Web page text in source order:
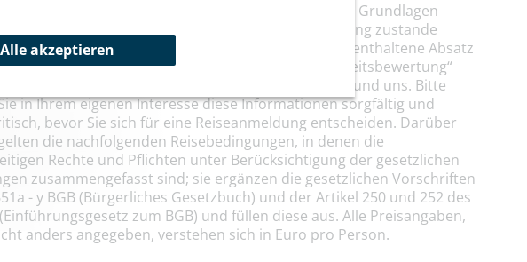
und unserem Interesse möchten wir die rechtlichen Grundlagen
die das Vertragsverhältnis, das durch die Anmeldung zustande
bestimmen sollen. Der bei jeder Reisebeschreibung enthaltene Absatz
sowie die Informationen zur „Schwierigkeitsbewertung“
Bestandteile des Vertrages zwischen Ihnen und uns. Bitte
in Ihrem eigenen Interesse diese Informationen sorgfältig und
bevor Sie sich für eine Reiseanmeldung entscheiden. Darüber
die nachfolgenden Reisebedingungen, in denen die
Rechte und Pflichten unter Berücksichtigung der gesetzlichen
zusammengefasst sind; sie ergänzen die gesetzlichen Vorschriften
- y BGB (Bürgerliches Gesetzbuch) und der Artikel 250 und 252 des
(Einführungsgesetz zum BGB) und füllen diese aus. Alle Preisangaben,
anders angegeben, verstehen sich in Euro pro Person.
Alle akzeptieren